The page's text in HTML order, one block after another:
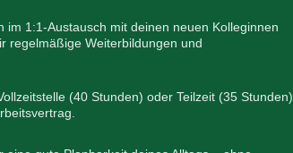
im 1:1-Austausch mit deinen neuen Kolleginnen
regelmäßige Weiterbildungen und
(40 Stunden) oder Teilzeit (35 Stunden)